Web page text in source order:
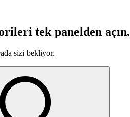
tek panelden açın.
sizi bekliyor.